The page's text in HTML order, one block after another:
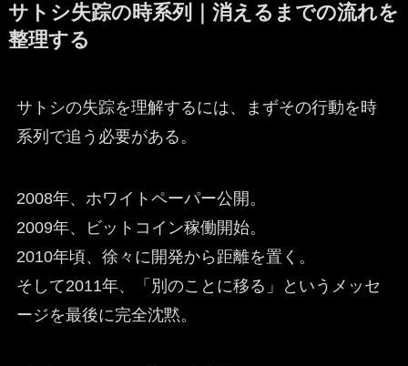
サトシ失踪の時系列｜消えるまでの流れを
整理する
サトシの失踪を理解するには、まずその行動を時
系列で追う必要がある。
2008年、ホワイトペーパー公開。
2009年、ビットコイン稼働開始。
2010年頃、徐々に開発から距離を置く。
そして2011年、「別のことに移る」というメッセ
ージを最後に完全沈黙。